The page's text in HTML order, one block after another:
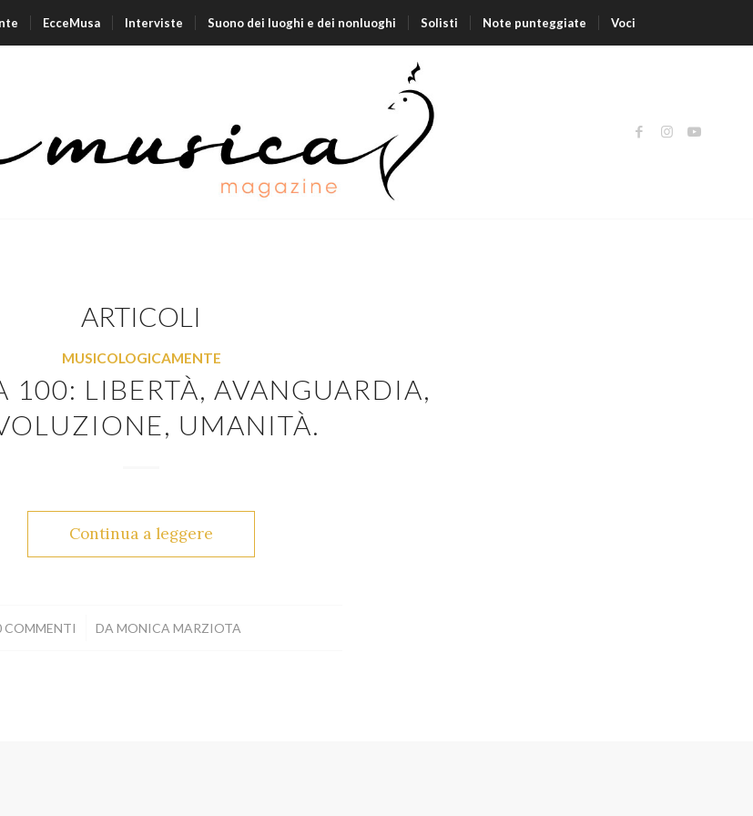
EcceMusa Interviste Suono dei luoghi e dei nonluoghi Solisti Note punteggiate Voci
ARTICOLI
MUSICOLOGICAMENTE
100: LIBERTÀ, AVANGUARDIA,
UMANITÀ.
Continua a leggere
COMMENTI
/ DA MONICA MARZIOTA